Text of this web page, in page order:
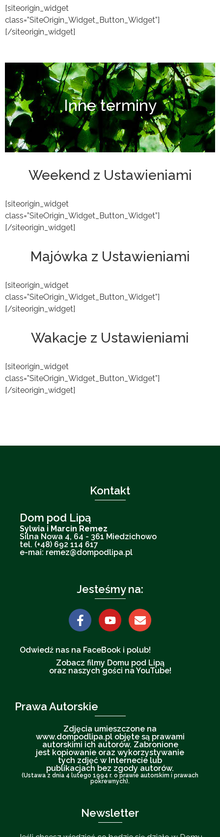
[siteorigin_widget
class=”SiteOrigin_Widget_Button_Widget”]
[/siteorigin_widget]
Inne terminy
Weekend z Ustawieniami
[siteorigin_widget
class=”SiteOrigin_Widget_Button_Widget”]
[/siteorigin_widget]
Majówka z Ustawieniami
[siteorigin_widget
class=”SiteOrigin_Widget_Button_Widget”]
[/siteorigin_widget]
Wakacje z Ustawieniami
[siteorigin_widget
class=”SiteOrigin_Widget_Button_Widget”]
[/siteorigin_widget]
Kontakt
Dom pod Lipą
Sylwia i Marcin Remez
Silna Nowa 4, 64 - 361 Miedzichowo
tel. (+48) 692 114 617
e-mai: remez@dompodlipa.pl
Jesteśmy na:
Odwiedź nas na FaceBook i polub!
Zobacz filmy Domu pod Lipą
oraz naszych gości na YouTube!
Prawa Autorskie
Zdjęcia umieszczone na
www.dompodlipa.pl objęte są prawami
autorskimi ich autorów. Zabronione
jest kopiowanie oraz wykorzystywanie
tych zdjęć w Internecie lub
publikacjach bez zgody autorów.
(Ustawa z dnia 4 lutego 1994 r. o prawie autorskim i prawach
pokrewnych).
Newsletter